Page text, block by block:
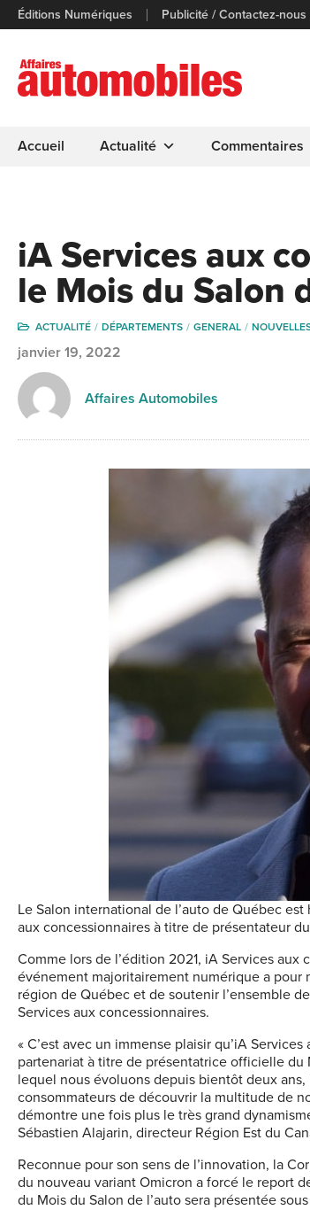
Éditions Numériques Publicité / Contactez-nous
Accueil Actualité Commentaires
iA Services aux
le Mois du Salon
ACTUALITÉ DÉPARTEMENTS GENERAL
janvier 19, 2022
Affaires Automobiles
Le Salon international de l’auto de Québec
aux concessionnaires à titre de présentateur
Comme lors de l’édition 2021, iA Services aux
événement majoritairement numérique a pour
région de Québec et de soutenir l’ensemble
Services aux concessionnaires.
« C’est avec un immense plaisir qu’iA
partenariat à titre de présentatrice officielle
lequel nous évoluons depuis bientôt deux
consommateurs de découvrir la multitude de
démontre une fois plus le très grand
Sébastien Alajarin, directeur Région Est du
Reconnue pour son sens de l’innovation, la
du nouveau variant Omicron a forcé le report
du Mois du Salon de l’auto sera présentée